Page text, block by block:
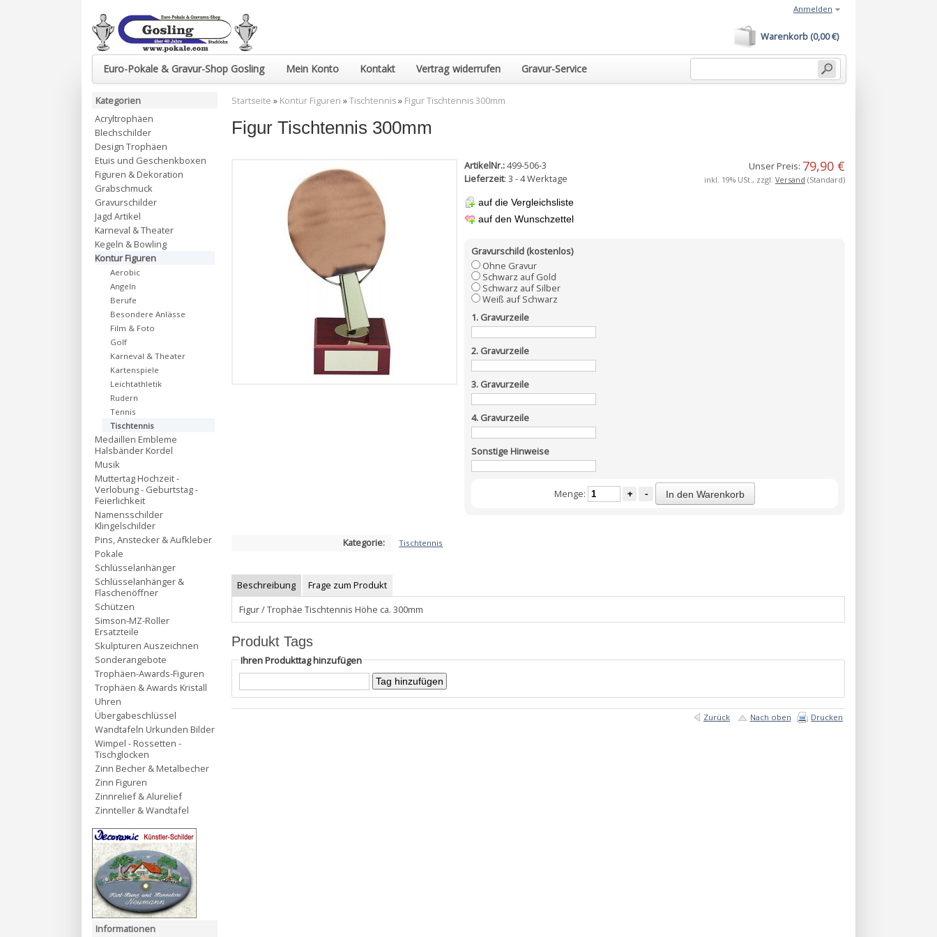
Euro-Pokale & Gravur-Shop Gosling Mein Konto Kontakt Vertrag widerrufen Gravur-Service
Warenkorb (0,00 €)
Anmelden
Startseite » Kontur Figuren »Tischtennis» Figur Tischtennis 300mm
Figur Tischtennis 300mm
ArtikelNr.:499-506-3
Lieferzeit: 3 - 4 Werktage
auf die Vergleichsliste
auf den Wunschzettel
Unser Preis: 79,90 €
inkl. 19% USt., zzgl. Versand (Standard)
Gravurschild (kostenlos)
Ohne Gravur
Schwarz auf Gold
Schwarz auf Silber
Weiß auf Schwarz
1. Gravurzeile
2. Gravurzeile
3. Gravurzeile
4. Gravurzeile
Sonstige Hinweise
Menge: + - In den Warenkorb
Kategorie: Tischtennis
Beschreibung
Frage zum Produkt
Figur / Trophäe Tischtennis Höhe ca. 300mm
Produkt Tags
Ihren Produkttag hinzufügen
Zurück Nach oben Drucken
Kategorien
Acryltrophäen
Blechschilder
Design Trophäen
Etuis und Geschenkboxen
Figuren & Dekoration
Grabschmuck
Gravurschilder
Jagd Artikel
Karneval & Theater
Kegeln & Bowling
Kontur Figuren
Aerobic
Angeln
Berufe
Besondere Anlässe
Film & Foto
Golf
Karneval & Theater
Kartenspiele
Leichtathletik
Rudern
Tennis
Tischtennis
Medaillen Embleme
Halsbänder Kordel
Musik
Muttertag Hochzeit -
Verlobung - Geburtstag -
Feierlichkeit
Namensschilder
Klingelschilder
Pins, Anstecker & Aufkleber
Pokale
Schlüsselanhänger
Schlüsselanhänger &
Flaschenöffner
Schützen
Simson-MZ-Roller
Ersatzteile
Skulpturen Auszeichnen
Sonderangebote
Trophäen-Awards-Figuren
Trophäen & Awards Kristall
Uhren
Übergabeschlüssel
Wandtafeln Urkunden Bilder
Wimpel - Rossetten -
Tischglocken
Zinn Becher & Metalbecher
Zinn Figuren
Zinnrelief & Alurelief
Zinnteller & Wandtafel
Informationen